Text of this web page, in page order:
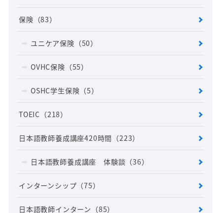
保険 （83）
ユニケア保険 （50）
OVHC保険 （55）
OSHC学生保険 （5）
TOEIC （218）
日本語教師養成講座420時間 （223）
日本語教師養成講座 体験談 （36）
インターンシップ （75）
日本語教師インターン （85）